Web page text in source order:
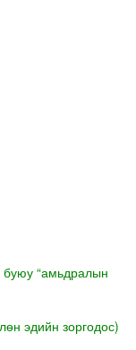
буюу “амьдралын
эдийн зоргодос)